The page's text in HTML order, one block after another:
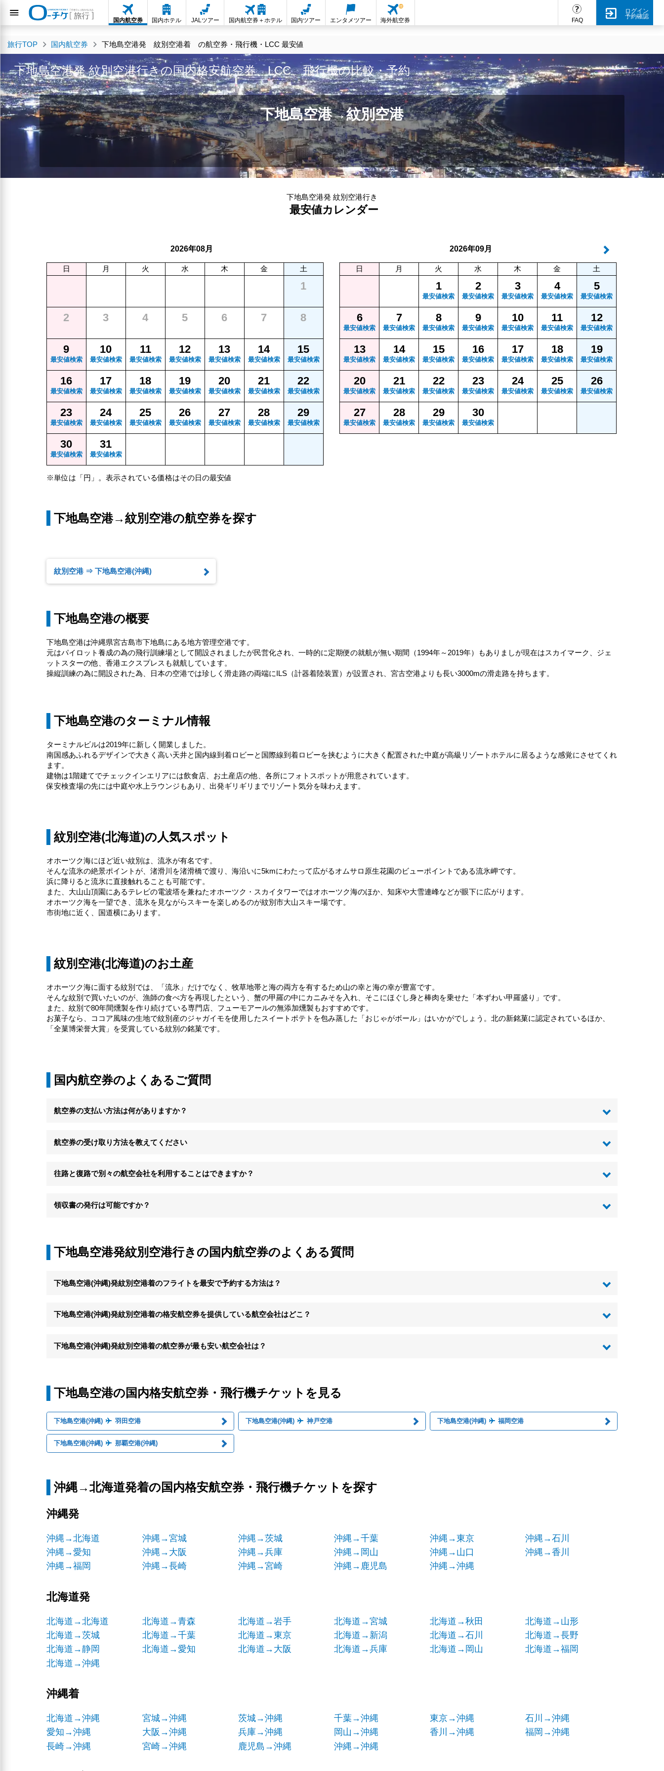
FAQ
ログイン
予約確認
国内航空券 国内ホテル JALツアー 国内航空券＋ホテル 国内ツアー エンタメツアー 海外航空券
旅行TOP 国内航空券 下地島空港発 紋別空港着 の航空券・飛行機・LCC 最安値
下地島空港発 紋別空港行きの国内格安航空券、LCC、飛行機の比較・予約
下地島空港→紋別空港
下地島空港発 紋別空港行き
最安値カレンダー
2026年08月
日 月 火 水 木 金 土
1
2 3 4 5 6 7 8
9
最安値検索
10
最安値検索
11
最安値検索
12
最安値検索
13
最安値検索
14
最安値検索
15
最安値検索
16
最安値検索
17
最安値検索
18
最安値検索
19
最安値検索
20
最安値検索
21
最安値検索
22
最安値検索
23
最安値検索
24
最安値検索
25
最安値検索
26
最安値検索
27
最安値検索
28
最安値検索
29
最安値検索
30
最安値検索
31
最安値検索
2026年09月
日 月 火 水 木 金 土
1
最安値検索
2
最安値検索
3
最安値検索
4
最安値検索
5
最安値検索
6
最安値検索
7
最安値検索
8
最安値検索
9
最安値検索
10
最安値検索
11
最安値検索
12
最安値検索
13
最安値検索
14
最安値検索
15
最安値検索
16
最安値検索
17
最安値検索
18
最安値検索
19
最安値検索
20
最安値検索
21
最安値検索
22
最安値検索
23
最安値検索
24
最安値検索
25
最安値検索
26
最安値検索
27
最安値検索
28
最安値検索
29
最安値検索
30
最安値検索
※単位は「円」。表示されている価格はその日の最安値
下地島空港→紋別空港の航空券を探す
紋別空港 ⇒ 下地島空港(沖縄)
下地島空港の概要
下地島空港は沖縄県宮古島市下地島にある地方管理空港です。
元はパイロット養成の為の飛行訓練場として開設されましたが民営化され、一時的に定期便の就航が無い期間（1994年～2019年）もありましが現在はスカイマーク、ジェ
ットスターの他、香港エクスプレスも就航しています。
操縦訓練の為に開設された為、日本の空港では珍しく滑走路の両端にILS（計器着陸装置）が設置され、宮古空港よりも長い3000mの滑走路を持ちます。
下地島空港のターミナル情報
ターミナルビルは2019年に新しく開業しました。
南国感あふれるデザインで大きく高い天井と国内線到着ロビーと国際線到着ロビーを挟むように大きく配置された中庭が高級リゾートホテルに居るような感覚にさせてくれ
ます。
建物は1階建てでチェックインエリアには飲食店、お土産店の他、各所にフォトスポットが用意されています。
保安検査場の先には中庭や水上ラウンジもあり、出発ギリギリまでリゾート気分を味わえます。
紋別空港(北海道)の人気スポット
オホーツク海にほど近い紋別は、流氷が有名です。
そんな流氷の絶景ポイントが、渚滑川を渚滑橋で渡り、海沿いに5kmにわたって広がるオムサロ原生花園のビューポイントである流氷岬です。
浜に降りると流氷に直接触れることも可能です。
また、大山山頂園にあるテレビの電波塔を兼ねたオホーツク・スカイタワーではオホーツク海のほか、知床や大雪連峰などが眼下に広がります。
オホーツク海を一望でき、流氷を見ながらスキーを楽しめるのが紋別市大山スキー場です。
市街地に近く、国道横にあります。
紋別空港(北海道)のお土産
オホーツク海に面する紋別では、「流氷」だけでなく、牧草地帯と海の両方を有するため山の幸と海の幸が豊富です。
そんな紋別で買いたいのが、漁師の食べ方を再現したという、蟹の甲羅の中にカニみそを入れ、そこにほぐし身と棒肉を乗せた「本ずわい甲羅盛り」です。
また、紋別で80年間燻製を作り続けている専門店、フューモアールの無添加燻製もおすすめです。
お菓子なら、ココア風味の生地で紋別産のジャガイモを使用したスイートポテトを包み蒸した「おじゃがボール」はいかがでしょう。北の新銘菓に認定されているほか、
「全菓博栄誉大賞」を受賞している紋別の銘菓です。
国内航空券のよくあるご質問
航空券の支払い方法は何がありますか？
航空券の受け取り方法を教えてください
往路と復路で別々の航空会社を利用することはできますか？
領収書の発行は可能ですか？
下地島空港発紋別空港行きの国内航空券のよくある質問
下地島空港(沖縄)発紋別空港着のフライトを最安で予約する方法は？
下地島空港(沖縄)発紋別空港着の格安航空券を提供している航空会社はどこ？
下地島空港(沖縄)発紋別空港着の航空券が最も安い航空会社は？
下地島空港の国内格安航空券・飛行機チケットを見る
下地島空港(沖縄) 羽田空港 下地島空港(沖縄) 神戸空港 下地島空港(沖縄) 福岡空港
下地島空港(沖縄) 那覇空港(沖縄)
沖縄→北海道発着の国内格安航空券・飛行機チケットを探す
沖縄発
沖縄→北海道 沖縄→宮城 沖縄→茨城 沖縄→千葉 沖縄→東京
沖縄→石川
沖縄→愛知
沖縄→大阪 沖縄→兵庫 沖縄→岡山 沖縄→山口
沖縄→香川
沖縄→福岡
沖縄→長崎 沖縄→宮崎 沖縄→鹿児島 沖縄→沖縄
北海道発
北海道→北海道 北海道→青森 北海道→岩手 北海道→宮城 北海道→秋田
北海道→山形
北海道→茨城
北海道→千葉 北海道→東京 北海道→新潟 北海道→石川
北海道→長野
北海道→静岡
北海道→愛知 北海道→大阪 北海道→兵庫 北海道→岡山
北海道→福岡
北海道→沖縄
沖縄着
北海道→沖縄 宮城→沖縄 茨城→沖縄 千葉→沖縄 東京→沖縄
石川→沖縄
愛知→沖縄
大阪→沖縄 兵庫→沖縄 岡山→沖縄 香川→沖縄
福岡→沖縄
長崎→沖縄
宮崎→沖縄 鹿児島→沖縄 沖縄→沖縄